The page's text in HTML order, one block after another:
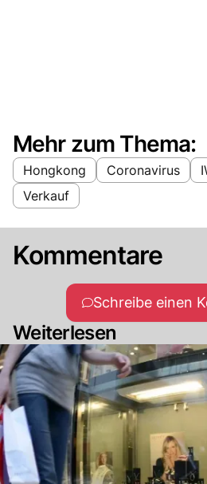
Mehr zum Thema:
Hongkong Coronavirus
Verkauf
Kommentare
Schreibe einen
Weiterlesen